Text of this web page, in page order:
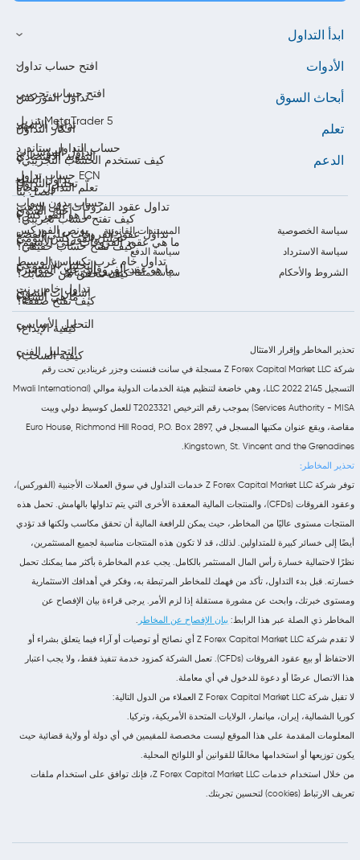
المستندات القانونية
سياسة الخصوصية
سياسة الدفع
سياسة الاسترداد
سياسة ملفات تعريف الارتباط
الشروط والأحكام
ابدأ التداول
افتح حساب تداول
افتح حساب تجريبي
تنزيل MetaTrader 5
حساب التداول ستاندرد
حساب تداول ECN
حساب بدون سواب
بونص الفوركس
الأدوات
تداول الفوركس
تداول الأسهم
تداول المؤشرات
تداول السلع
تداول عقود الفروقات على الذهب
تداول عقود الفروقات على الفضة
تداول خام غرب تكساس الوسيط
تداول خام برنت
أبحاث السوق
أفكار التداول
التقويم الاقتصادي
تحليل التداول
أخبار السوق
تحليل الفوركس اليومي
التحليل الأسبوعي
إشعارات السوق
تعلم
كيف تستخدم الحساب التجريبي؟
تعلّم التداول مجاناً
ما هو الفوركس؟
ما هي عقود الفروقات على الأسهم؟
ما هو عقد الفروقات على المؤشر؟
ما هي السلع؟
التحليل الأساسي
التحليل الفني
الدعم
اتصل بنا
كيف تفتح حساب تجريبي؟
كيف تفتح حساب حقيقي؟
كيف تتحقق من حسابك؟
كيف تفتح صفقة؟
كيفية الإيداع؟
كيفية السحب؟
تحذير المخاطر وإقرار الامتثال
شركة Z Forex Capital Market LLC مسجلة في سانت فنسنت وجزر غرينادين تحت رقم
التسجيل 2145 LLC 2022، وهي خاضعة لتنظيم هيئة الخدمات الدولية موالي (Mwali International
Services Authority - MISA) بموجب رقم الترخيص T2023321 للعمل كوسيط دولي وبيت
مقاصة، ويقع عنوان مكتبها المسجل في Euro House, Richmond Hill Road, P.O. Box 2897,
Kingstown, St. Vincent and the Grenadines.
تحذير المخاطر:
توفر شركة Z Forex Capital Market LLC خدمات التداول في سوق العملات الأجنبية (الفوركس)،
وعقود الفروقات (CFDs)، والمنتجات المالية المعقدة الأخرى التي يتم تداولها بالهامش. تحمل هذه
المنتجات مستوى عاليًا من المخاطر، حيث يمكن للرافعة المالية أن تحقق مكاسب ولكنها قد تؤدي
أيضًا إلى خسائر كبيرة للمتداولين. لذلك، قد لا تكون هذه المنتجات مناسبة لجميع المستثمرين،
نظرًا لاحتمالية خسارة رأس المال المستثمر بالكامل. يجب عدم المخاطرة بأكثر مما يمكنك تحمل
خسارته. قبل بدء التداول، تأكد من فهمك للمخاطر المرتبطة به، وفكر في أهدافك الاستثمارية
ومستوى خبرتك، وابحث عن مشورة مستقلة إذا لزم الأمر. يرجى قراءة بيان الإفصاح عن
المخاطر ذي الصلة عبر هذا الرابط: بيان الإفصاح عن المخاطر .
لا تقدم شركة Z Forex Capital Market LLC أي نصائح أو توصيات أو آراء فيما يتعلق بشراء أو
الاحتفاظ أو بيع عقود الفروقات (CFDs). تعمل الشركة كمزود خدمة تنفيذ فقط، ولا يجب اعتبار
هذا الاتصال عرضًا أو دعوة للدخول في أي معاملة.
لا تقبل شركة Z Forex Capital Market LLC العملاء من الدول التالية:
كوريا الشمالية، إيران، ميانمار، الولايات المتحدة الأمريكية، وتركيا.
المعلومات المقدمة على هذا الموقع ليست مخصصة للمقيمين في أي دولة أو ولاية قضائية حيث
يكون توزيعها أو استخدامها مخالفًا للقوانين أو اللوائح المحلية.
من خلال استخدام خدمات Z Forex Capital Market LLC، فإنك توافق على استخدام ملفات
تعريف الارتباط (cookies) لتحسين تجربتك.